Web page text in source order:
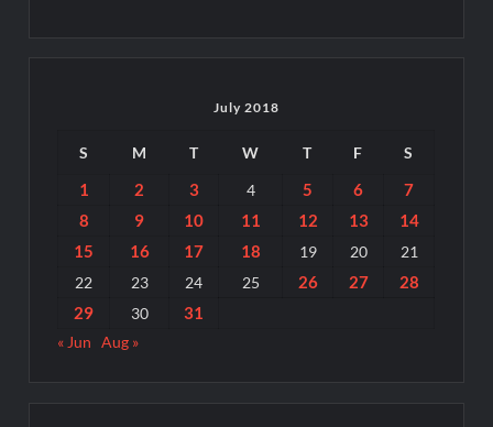
July 2018
S M T W T F S
1 2 3 4 5 6
7
8
9 10 11 12 13
14
15
16 17 18 19 20
21
22
23 24 25 26 27
28
29
30 31
« Jun Aug »